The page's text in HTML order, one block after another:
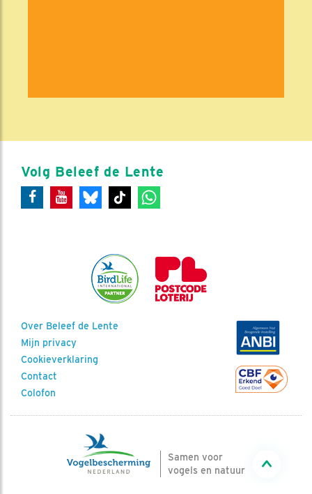
Volg Beleef de Lente
Over Beleef de Lente
Mijn privacy
Cookieverklaring
Contact
Colofon
Samen voor
vogels en natuur